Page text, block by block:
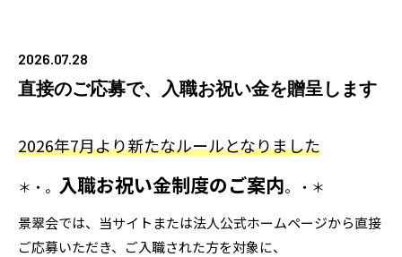
2026.07.28
直接のご応募で、入職お祝い金を贈呈します
2026年7月より新たなルールとなりました
＊・。 入職お祝い金制度のご案内。・＊
景翠会では、当サイトまたは法人公式ホームページから直接
ご応募いただき、ご入職された方を対象に、